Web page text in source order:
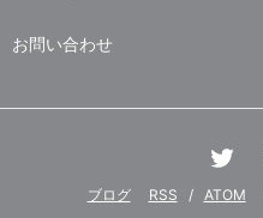
お問い合わせ
ブログ RSS / ATOM